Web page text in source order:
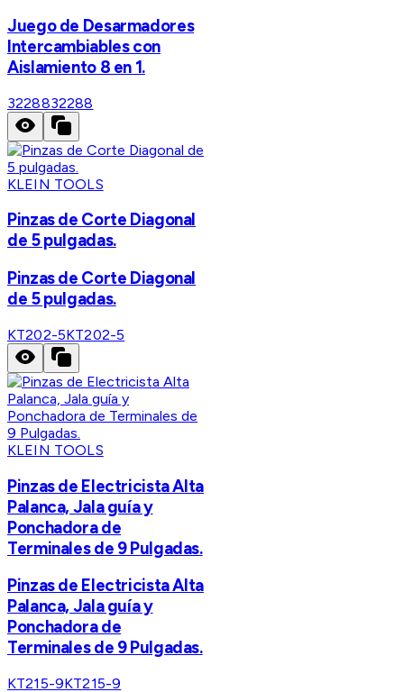
Juego de Desarmadores
Intercambiables con
Aislamiento 8 en 1.
3228832288
KLEIN TOOLS
Pinzas de Corte Diagonal
de 5 pulgadas.
Pinzas de Corte Diagonal
de 5 pulgadas.
KT202-5KT202-5
KLEIN TOOLS
Pinzas de Electricista Alta
Palanca, Jala guía y
Ponchadora de
Terminales de 9 Pulgadas.
Pinzas de Electricista Alta
Palanca, Jala guía y
Ponchadora de
Terminales de 9 Pulgadas.
KT215-9KT215-9